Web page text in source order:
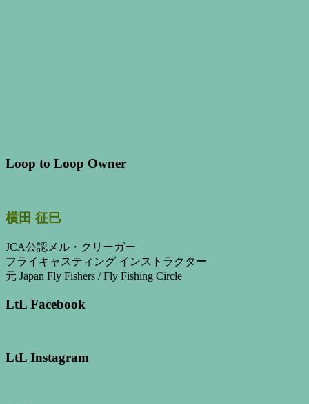
Loop to Loop Owner
横田 征巳
JCA公認メル・クリーガー
フライキャスティング インストラクター
元 Japan Fly Fishers / Fly Fishing Circle
LtL Facebook
LtL Instagram